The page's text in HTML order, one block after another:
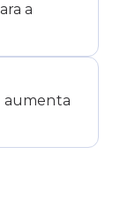
a
aumenta